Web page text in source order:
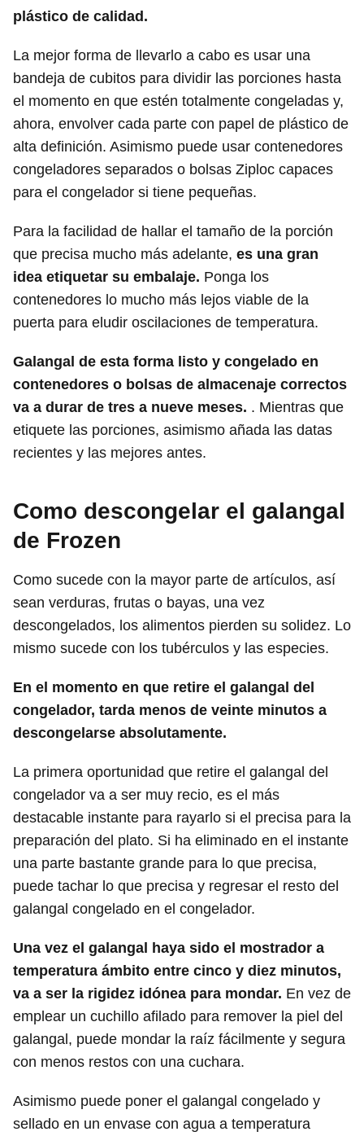
plástico de calidad.
La mejor forma de llevarlo a cabo es usar una
bandeja de cubitos para dividir las porciones hasta
el momento en que estén totalmente congeladas y,
ahora, envolver cada parte con papel de plástico de
alta definición. Asimismo puede usar contenedores
congeladores separados o bolsas Ziploc capaces
para el congelador si tiene pequeñas.
Para la facilidad de hallar el tamaño de la porción
que precisa mucho más adelante, es una gran
idea etiquetar su embalaje. Ponga los
contenedores lo mucho más lejos viable de la
puerta para eludir oscilaciones de temperatura.
Galangal de esta forma listo y congelado en
contenedores o bolsas de almacenaje correctos
va a durar de tres a nueve meses. . Mientras que
etiquete las porciones, asimismo añada las datas
recientes y las mejores antes.
Como descongelar el galangal
de Frozen
Como sucede con la mayor parte de artículos, así
sean verduras, frutas o bayas, una vez
descongelados, los alimentos pierden su solidez. Lo
mismo sucede con los tubérculos y las especies.
En el momento en que retire el galangal del
congelador, tarda menos de veinte minutos a
descongelarse absolutamente.
La primera oportunidad que retire el galangal del
congelador va a ser muy recio, es el más
destacable instante para rayarlo si el precisa para la
preparación del plato. Si ha eliminado en el instante
una parte bastante grande para lo que precisa,
puede tachar lo que precisa y regresar el resto del
galangal congelado en el congelador.
Una vez el galangal haya sido el mostrador a
temperatura ámbito entre cinco y diez minutos,
va a ser la rigidez idónea para mondar. En vez de
emplear un cuchillo afilado para remover la piel del
galangal, puede mondar la raíz fácilmente y segura
con menos restos con una cuchara.
Asimismo puede poner el galangal congelado y
sellado en un envase con agua a temperatura